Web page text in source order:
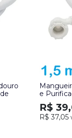
e
R$
R$ 37,05